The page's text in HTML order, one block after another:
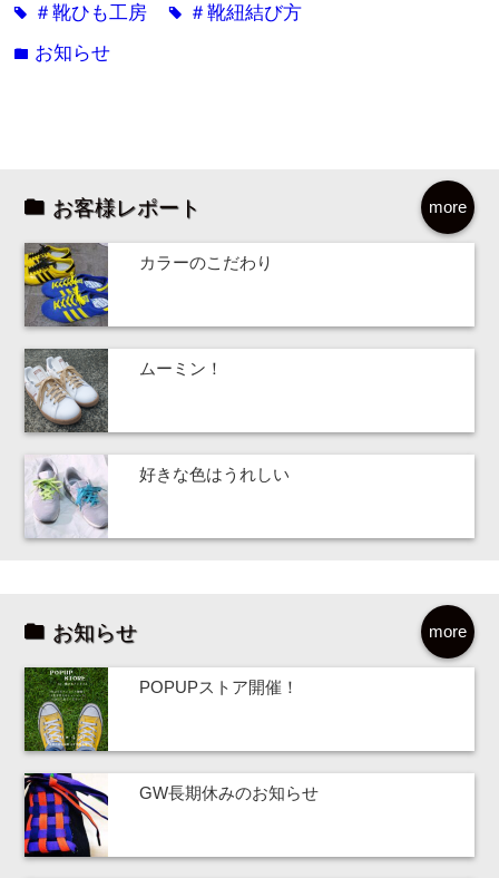
tag ＃靴ひも工房 tag ＃靴紐結び方
folder お知らせ
more
お客様レポート
カラーのこだわり
ムーミン！
好きな色はうれしい
more
お知らせ
POPUPストア開催！
GW長期休みのお知らせ